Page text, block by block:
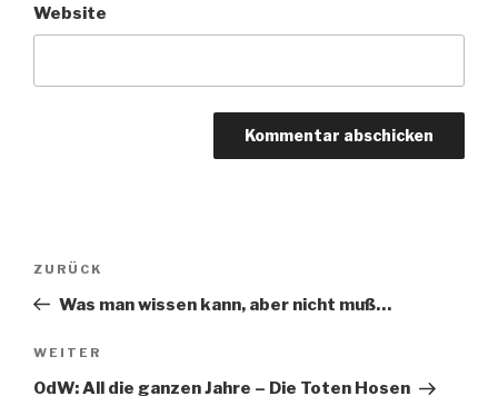
Website
Beitragsnavigation
Vorheriger
Beitrag
ZURÜCK
Was man wissen kann, aber nicht muß…
Nächster
Beitrag
WEITER
OdW: All die ganzen Jahre – Die Toten Hosen